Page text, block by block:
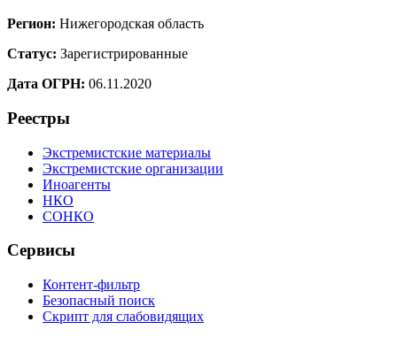
Регион: Нижегородская область
Статус: Зарегистрированные
Дата ОГРН: 06.11.2020
Реестры
Экстремистские материалы
Экстремистские организации
Иноагенты
НКО
СОНКО
Сервисы
Контент-фильтр
Безопасный поиск
Скрипт для слабовидящих